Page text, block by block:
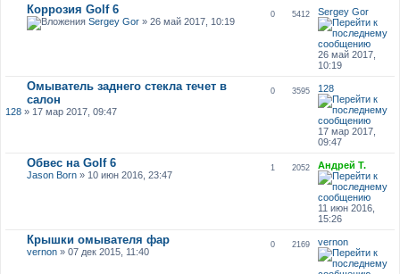
Коррозия Golf 6
Sergey Gor» 26 май 2017, 10:19
0 5412 Sergey Gor
26 май 2017,
10:19
Омыватель заднего стекла течет в
салон
128» 17 мар 2017, 09:47
0 3595 128
17 мар 2017,
09:47
Обвес на Golf 6
Jason Born» 10 июн 2016, 23:47
1 2052 Андрей Т.
11 июн 2016,
15:26
Крышки омывателя фар
vernon» 07 дек 2015, 11:40
0 2169 vernon